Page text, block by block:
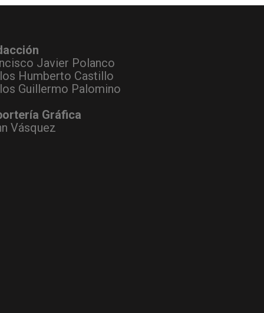
Javier Polanco
Humberto Castillo
Guillermo Palomino
Gráfica
Vásquez